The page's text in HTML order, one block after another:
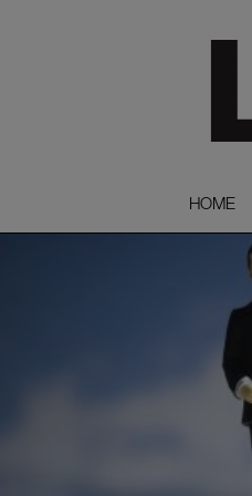
HOME
HOME